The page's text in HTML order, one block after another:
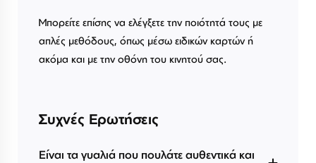
Μπορείτε επίσης να ελέγξετε την ποιότητά τους με
απλές μεθόδους, όπως μέσω ειδικών καρτών ή
ακόμα και με την οθόνη του κινητού σας.
Συχνές Ερωτήσεις
Είναι τα γυαλιά που πουλάτε αυθεντικά και